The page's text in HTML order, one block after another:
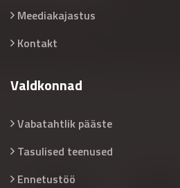
Meediakajastus
Kontakt
Valdkonnad
Vabatahtlik pääste
Tasulised teenused
Ennetustöö